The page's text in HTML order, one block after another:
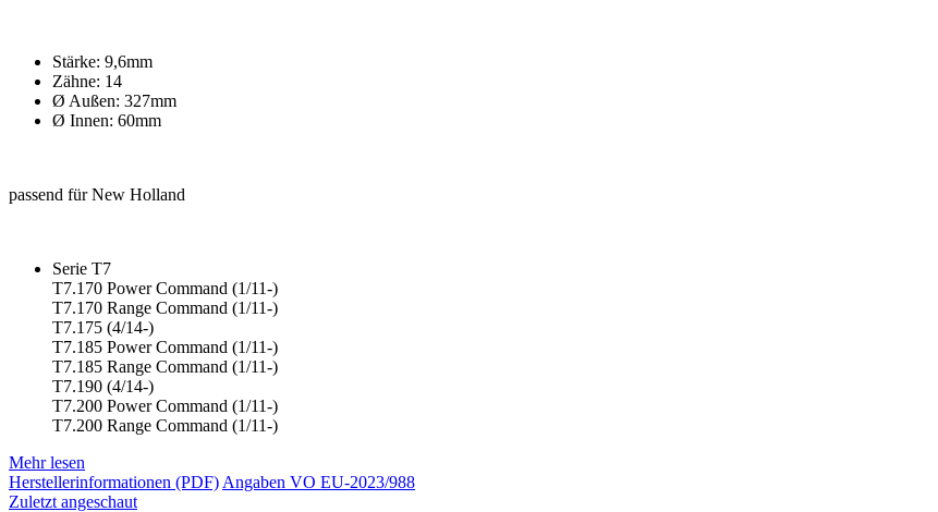
Stärke: 9,6mm
Zähne: 14
Ø Außen: 327mm
Ø Innen: 60mm
passend für New Holland
Serie T7
T7.170 Power Command (1/11-)
T7.170 Range Command (1/11-)
T7.175 (4/14-)
T7.185 Power Command (1/11-)
T7.185 Range Command (1/11-)
T7.190 (4/14-)
T7.200 Power Command (1/11-)
T7.200 Range Command (1/11-)
Mehr lesen
Herstellerinformationen (PDF) Angaben VO EU-2023/988
Zuletzt angeschaut